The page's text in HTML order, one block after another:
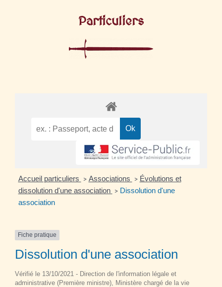
Particuliers
Accueil particuliers > Associations > Évolutions et
dissolution d'une association > Dissolution d'une
association
Fiche pratique
Dissolution d'une association
Vérifié le 13/10/2021 - Direction de l'information légale et
administrative (Première ministre), Ministère chargé de la vie